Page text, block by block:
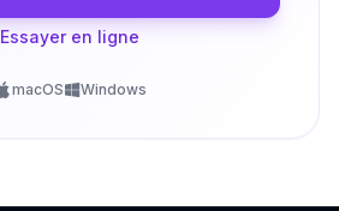
Essayer en ligne
macOS Windows